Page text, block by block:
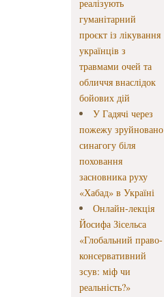
реалізують
гуманітарний
проєкт із лікування
українців з
травмами очей та
обличчя внаслідок
бойових дій
У Гадячі через
пожежу зруйновано
синагогу біля
поховання
засновника руху
«Хабад» в Україні
Онлайн-лекція
Йосифа Зісельса
«Глобальний право-
консервативний
зсув: міф чи
реальність?»